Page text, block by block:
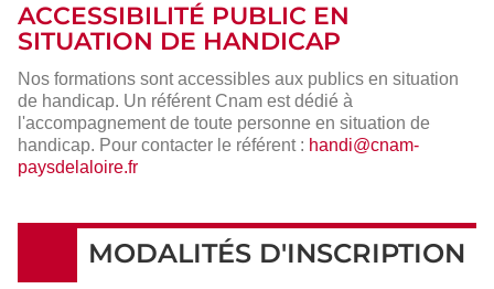
ACCESSIBILITÉ PUBLIC EN
SITUATION DE HANDICAP
Nos formations sont accessibles aux publics en situation
de handicap. Un référent Cnam est dédié à
l'accompagnement de toute personne en situation de
handicap. Pour contacter le référent : handi@cnam-
paysdelaloire.fr
MODALITÉS D'INSCRIPTION